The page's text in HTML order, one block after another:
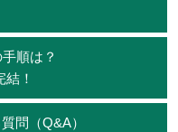
順は？
！
問（Q&A）